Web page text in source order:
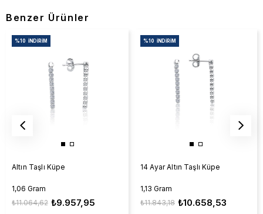
Benzer Ürünler
Altın Taşlı Küpe
1,06 Gram
₺9.957,95
₺11.064,62
%10 İNDIRIM
14 Ayar Altın Taşlı Küpe
1,13 Gram
₺10.658,53
₺11.843,18
%10 İNDIRIM